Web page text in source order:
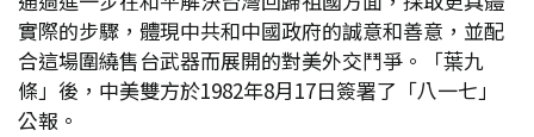
實際的步驟，體現中共和中國政府的誠意和善意，並配
合這場圍繞售台武器而展開的對美外交鬥爭。「葉九
條」後，中美雙方於1982年8月17日簽署了「八一七」
公報。